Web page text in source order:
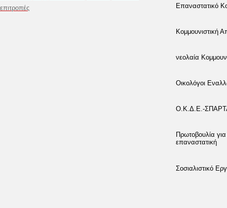
επιτροπές
Επαναστατικό
Κομμουνιστική
νεολαία
Οικολόγοι
Ο.Κ.Δ.Ε.-
Πρωτοβουλία
επαναστατική
Σοσιαλιστικό